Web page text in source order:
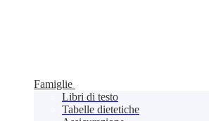
Famiglie
Libri di testo
Tabelle dietetiche